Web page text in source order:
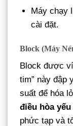
Máy chạy
cài đặt.
Block (Máy
Block được
tim” này đập
suất để hóa
điều hòa
phức tạp và